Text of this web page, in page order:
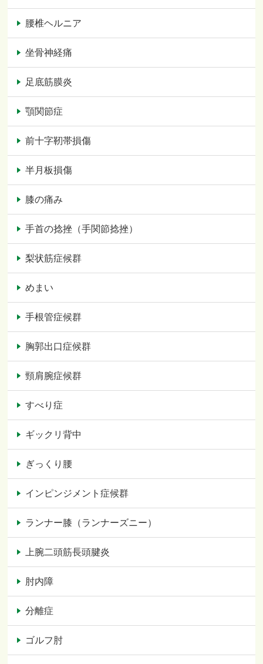
腰椎ヘルニア
坐骨神経痛
足底筋膜炎
顎関節症
前十字靭帯損傷
半月板損傷
膝の痛み
手首の捻挫（手関節捻挫）
梨状筋症候群
めまい
手根管症候群
胸郭出口症候群
頸肩腕症候群
すべり症
ギックリ背中
ぎっくり腰
インピンジメント症候群
ランナー膝（ランナーズニー）
上腕二頭筋長頭腱炎
肘内障
分離症
ゴルフ肘